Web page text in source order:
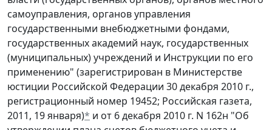
самоуправления, органов управления
государственными внебюджетными фондами,
государственных академий наук, государственных
(муниципальных) учреждений и Инструкции по его
применению" (зарегистрирован в Министерстве
юстиции Российской Федерации 30 декабря 2010 г.,
регистрационный номер 19452; Российская газета,
2011, 19 января)* и от 6 декабря 2010 г. N 162н "Об